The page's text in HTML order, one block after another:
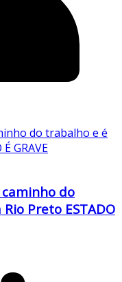
do
Preto ESTADO